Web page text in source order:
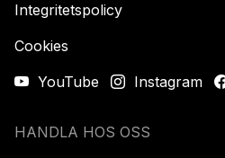
Integritetspolicy
Cookies
YouTube
Instagram
HANDLA HOS OSS